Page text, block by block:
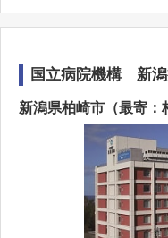
国立病院機構 新
新潟県柏崎市（最寄：